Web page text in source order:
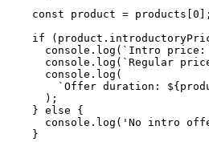
const
product = products[ 0 ];
if
console. log ( `Intro price:
console. log ( `Regular
console. log (
`Offer duration: ${
);
} else {
console. log ( 'No intro
}